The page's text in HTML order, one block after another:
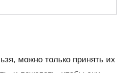
можно только принять их